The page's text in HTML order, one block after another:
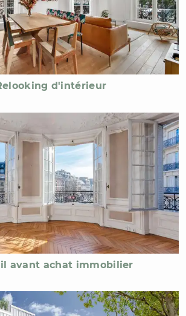
d'intérieur
avant achat immobilier